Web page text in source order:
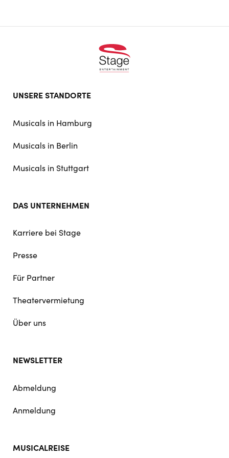
UNSERE STANDORTE
Musicals in Hamburg
Musicals in Berlin
Musicals in Stuttgart
DAS UNTERNEHMEN
Karriere bei Stage
Presse
Für Partner
Theatervermietung
Über uns
NEWSLETTER
Abmeldung
Anmeldung
MUSICALREISE